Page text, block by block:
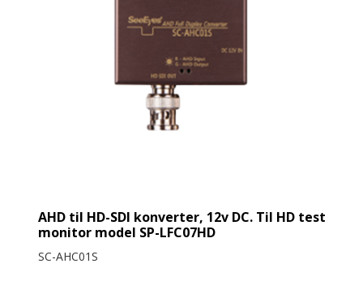
AHD til HD-SDI konverter, 12v DC. Til HD test
monitor model SP-LFC07HD
SC-AHC01S